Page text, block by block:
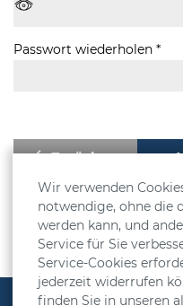
Wir verwenden
notwendige, ohne die
werden kann, und
Service für Sie
Service-Cookies
jederzeit widerrufen
finden Sie in unseren
Passwort wiederholen *
Zurück
* Pflichtfelder